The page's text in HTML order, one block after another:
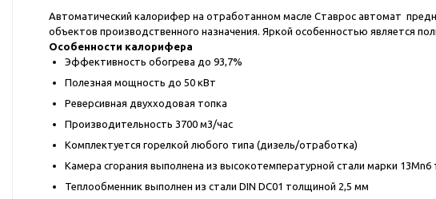
Автоматический калорифер на отработанном масле Ставрос автомат
объектов производственного назначения. Яркой особенностью является
Особенности калорифера
Эффективность обогрева до 93,7%
Полезная мощность до 50 кВт
Реверсивная двухходовая топка
Производительность 3700 м3/час
Комплектуется горелкой любого типа (дизель/отработка)
Камера сгорания выполнена из высокотемпературной стали марки
Теплообменник выполнен из стали DIN DС01 толщиной 2,5 мм